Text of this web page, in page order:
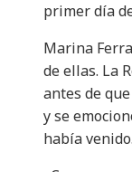
primer día
Marina
de ellas. La
antes de
y se
había venido.